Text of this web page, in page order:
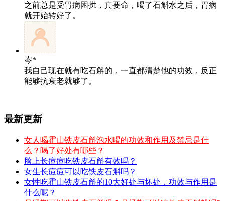
之前总是受胃病困扰，真要命，喝了石斛水之后，胃病
就开始转好了。
岑*
我自己现在就有吃石斛的，一直都清楚他的功效，反正
能够抗衰老就够了。
最新更新
女人喝霍山铁皮石斛泡水喝的功效和作用及禁忌是什
么？喝了好处有哪些？
脸上长痘痘吃铁皮石斛有效吗？
女生长痘痘可以吃铁皮石斛吗？
女性吃霍山铁皮石斛的10大好处与坏处，功效与作用是
什么呢？